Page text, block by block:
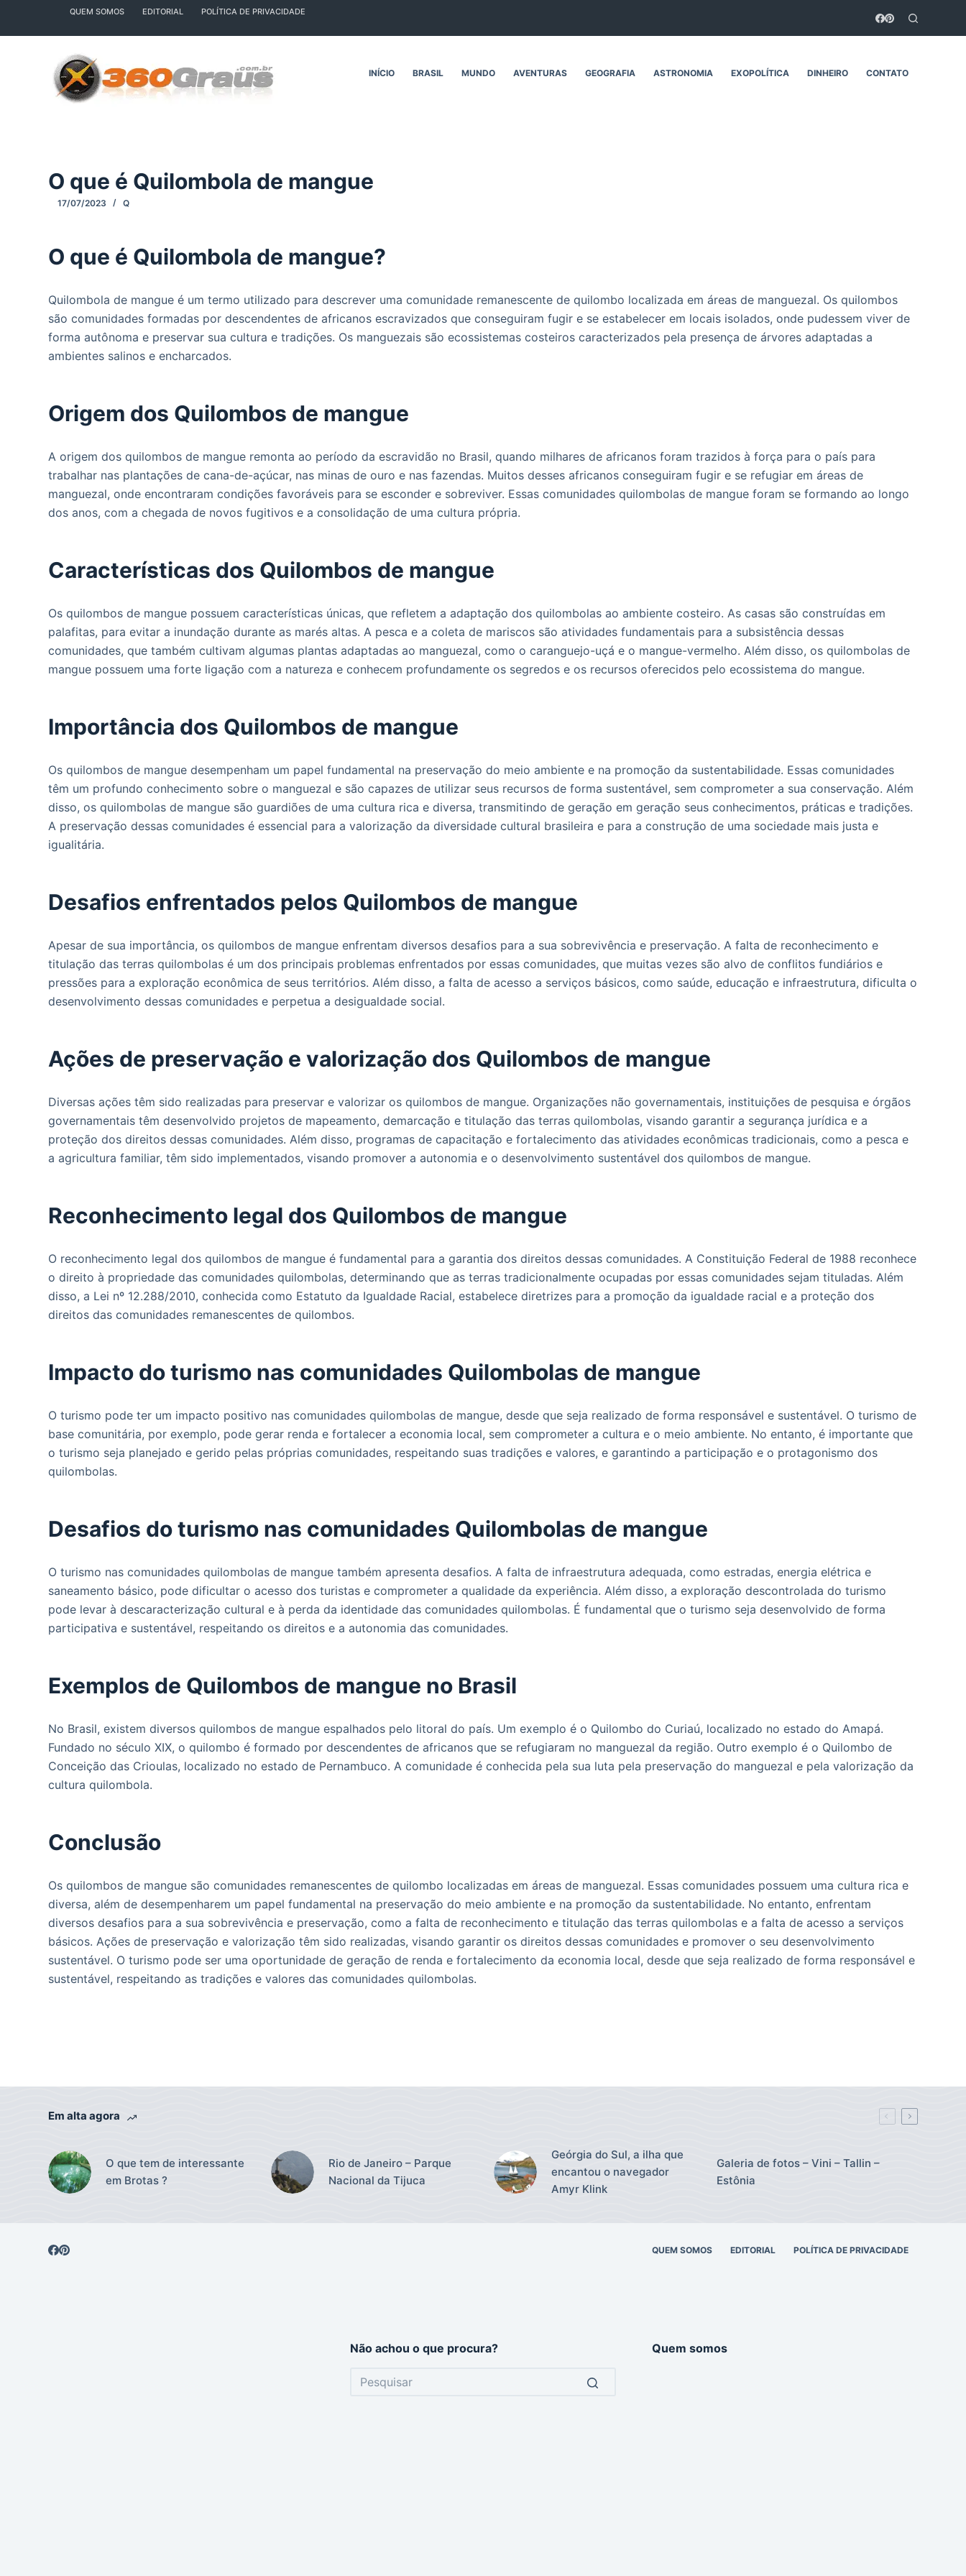
u
QUEM SOMOS EDITORIAL POLÍTICA DE PRIVACIDADE
INÍCIO BRASIL MUNDO AVENTURAS GEOGRAFIA ASTRONOMIA EXOPOLÍTICA DINHEIRO CONTATO
O que é Quilombola de mangue
17/07/2023 Q
O que é Quilombola de mangue?
Quilombola de mangue é um termo utilizado para descrever uma comunidade remanescente de quilombo localizada em áreas de manguezal. Os quilombos
são comunidades formadas por descendentes de africanos escravizados que conseguiram fugir e se estabelecer em locais isolados, onde pudessem viver de
forma autônoma e preservar sua cultura e tradições. Os manguezais são ecossistemas costeiros caracterizados pela presença de árvores adaptadas a
ambientes salinos e encharcados.
Origem dos Quilombos de mangue
A origem dos quilombos de mangue remonta ao período da escravidão no Brasil, quando milhares de africanos foram trazidos à força para o país para
trabalhar nas plantações de cana-de-açúcar, nas minas de ouro e nas fazendas. Muitos desses africanos conseguiram fugir e se refugiar em áreas de
manguezal, onde encontraram condições favoráveis para se esconder e sobreviver. Essas comunidades quilombolas de mangue foram se formando ao longo
dos anos, com a chegada de novos fugitivos e a consolidação de uma cultura própria.
Características dos Quilombos de mangue
Os quilombos de mangue possuem características únicas, que refletem a adaptação dos quilombolas ao ambiente costeiro. As casas são construídas em
palafitas, para evitar a inundação durante as marés altas. A pesca e a coleta de mariscos são atividades fundamentais para a subsistência dessas
comunidades, que também cultivam algumas plantas adaptadas ao manguezal, como o caranguejo-uçá e o mangue-vermelho. Além disso, os quilombolas de
mangue possuem uma forte ligação com a natureza e conhecem profundamente os segredos e os recursos oferecidos pelo ecossistema do mangue.
Importância dos Quilombos de mangue
Os quilombos de mangue desempenham um papel fundamental na preservação do meio ambiente e na promoção da sustentabilidade. Essas comunidades
têm um profundo conhecimento sobre o manguezal e são capazes de utilizar seus recursos de forma sustentável, sem comprometer a sua conservação. Além
disso, os quilombolas de mangue são guardiões de uma cultura rica e diversa, transmitindo de geração em geração seus conhecimentos, práticas e tradições.
A preservação dessas comunidades é essencial para a valorização da diversidade cultural brasileira e para a construção de uma sociedade mais justa e
igualitária.
Desafios enfrentados pelos Quilombos de mangue
Apesar de sua importância, os quilombos de mangue enfrentam diversos desafios para a sua sobrevivência e preservação. A falta de reconhecimento e
titulação das terras quilombolas é um dos principais problemas enfrentados por essas comunidades, que muitas vezes são alvo de conflitos fundiários e
pressões para a exploração econômica de seus territórios. Além disso, a falta de acesso a serviços básicos, como saúde, educação e infraestrutura, dificulta o
desenvolvimento dessas comunidades e perpetua a desigualdade social.
Ações de preservação e valorização dos Quilombos de mangue
Diversas ações têm sido realizadas para preservar e valorizar os quilombos de mangue. Organizações não governamentais, instituições de pesquisa e órgãos
governamentais têm desenvolvido projetos de mapeamento, demarcação e titulação das terras quilombolas, visando garantir a segurança jurídica e a
proteção dos direitos dessas comunidades. Além disso, programas de capacitação e fortalecimento das atividades econômicas tradicionais, como a pesca e
a agricultura familiar, têm sido implementados, visando promover a autonomia e o desenvolvimento sustentável dos quilombos de mangue.
Reconhecimento legal dos Quilombos de mangue
O reconhecimento legal dos quilombos de mangue é fundamental para a garantia dos direitos dessas comunidades. A Constituição Federal de 1988 reconhece
o direito à propriedade das comunidades quilombolas, determinando que as terras tradicionalmente ocupadas por essas comunidades sejam tituladas. Além
disso, a Lei nº 12.288/2010, conhecida como Estatuto da Igualdade Racial, estabelece diretrizes para a promoção da igualdade racial e a proteção dos
direitos das comunidades remanescentes de quilombos.
Impacto do turismo nas comunidades Quilombolas de mangue
O turismo pode ter um impacto positivo nas comunidades quilombolas de mangue, desde que seja realizado de forma responsável e sustentável. O turismo de
base comunitária, por exemplo, pode gerar renda e fortalecer a economia local, sem comprometer a cultura e o meio ambiente. No entanto, é importante que
o turismo seja planejado e gerido pelas próprias comunidades, respeitando suas tradições e valores, e garantindo a participação e o protagonismo dos
quilombolas.
Desafios do turismo nas comunidades Quilombolas de mangue
O turismo nas comunidades quilombolas de mangue também apresenta desafios. A falta de infraestrutura adequada, como estradas, energia elétrica e
saneamento básico, pode dificultar o acesso dos turistas e comprometer a qualidade da experiência. Além disso, a exploração descontrolada do turismo
pode levar à descaracterização cultural e à perda da identidade das comunidades quilombolas. É fundamental que o turismo seja desenvolvido de forma
participativa e sustentável, respeitando os direitos e a autonomia das comunidades.
Exemplos de Quilombos de mangue no Brasil
No Brasil, existem diversos quilombos de mangue espalhados pelo litoral do país. Um exemplo é o Quilombo do Curiaú, localizado no estado do Amapá.
Fundado no século XIX, o quilombo é formado por descendentes de africanos que se refugiaram no manguezal da região. Outro exemplo é o Quilombo de
Conceição das Crioulas, localizado no estado de Pernambuco. A comunidade é conhecida pela sua luta pela preservação do manguezal e pela valorização da
cultura quilombola.
Conclusão
Os quilombos de mangue são comunidades remanescentes de quilombo localizadas em áreas de manguezal. Essas comunidades possuem uma cultura rica e
diversa, além de desempenharem um papel fundamental na preservação do meio ambiente e na promoção da sustentabilidade. No entanto, enfrentam
diversos desafios para a sua sobrevivência e preservação, como a falta de reconhecimento e titulação das terras quilombolas e a falta de acesso a serviços
básicos. Ações de preservação e valorização têm sido realizadas, visando garantir os direitos dessas comunidades e promover o seu desenvolvimento
sustentável. O turismo pode ser uma oportunidade de geração de renda e fortalecimento da economia local, desde que seja realizado de forma responsável e
sustentável, respeitando as tradições e valores das comunidades quilombolas.
Em alta agora
O que tem de interessante
em Brotas ?
Rio de Janeiro – Parque
Nacional da Tijuca
Geórgia do Sul, a ilha que
encantou o navegador
Amyr Klink
Galeria de fotos – Vini – Tallin –
Estônia
QUEM SOMOS EDITORIAL POLÍTICA DE PRIVACIDADE
Não achou o que procura? Quem somos